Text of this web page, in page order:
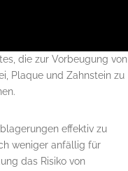
die zur Vorbeugung von
Plaque und Zahnstein zu
effektiv zu
weniger anfällig für
das Risiko von